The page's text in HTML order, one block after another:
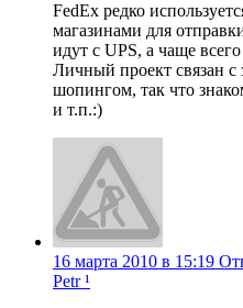
FedEx редко
магазинами для
идут с UPS, а чаще
Личный проект связан
шопингом, так что
и т.п.:)
16 марта 2010 в 15:19
Petr ¹